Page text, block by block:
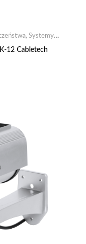
, Systemy
12 Cabletech